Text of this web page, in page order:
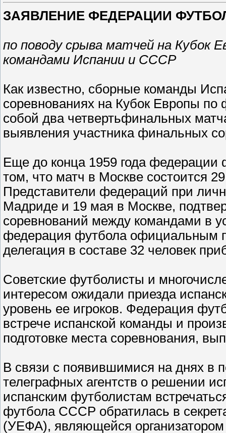
ЗАЯВЛЕНИЕ ФЕДЕРАЦИИ
по поводу срыва матчей на Кубок
командами Испании и СССР
Как известно, сборные команды
соревнованиях на Кубок Европы
собой два четвертьфинальных
выявления участника финальных
Еще до конца 1959 года
том, что матч в Москве состоится
Представители федераций при
Мадриде и 19 мая в Москве,
соревнований между командами в
федерация футбола официальным
делегация в составе 32 человек
Советские футболисты и
интересом ожидали приезда
уровень ее игроков. Федерация
встрече испанской команды и
подготовке места соревнования,
В связи с появившимися на днях в
телеграфных агентств о решении
испанским футболистам
футбола СССР обратилась в
(УЕФА), являющейся организатором